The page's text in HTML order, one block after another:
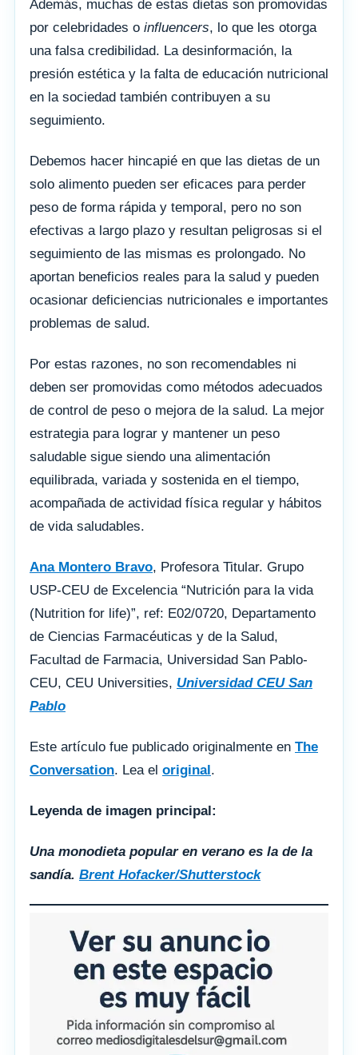
Además, muchas de estas dietas son promovidas
por celebridades o influencers, lo que les otorga
una falsa credibilidad. La desinformación, la
presión estética y la falta de educación nutricional
en la sociedad también contribuyen a su
seguimiento.
Debemos hacer hincapié en que las dietas de un
solo alimento pueden ser eficaces para perder
peso de forma rápida y temporal, pero no son
efectivas a largo plazo y resultan peligrosas si el
seguimiento de las mismas es prolongado. No
aportan beneficios reales para la salud y pueden
ocasionar deficiencias nutricionales e importantes
problemas de salud.
Por estas razones, no son recomendables ni
deben ser promovidas como métodos adecuados
de control de peso o mejora de la salud. La mejor
estrategia para lograr y mantener un peso
saludable sigue siendo una alimentación
equilibrada, variada y sostenida en el tiempo,
acompañada de actividad física regular y hábitos
de vida saludables.
Ana Montero Bravo, Profesora Titular. Grupo
USP-CEU de Excelencia “Nutrición para la vida
(Nutrition for life)”, ref: E02/0720, Departamento
de Ciencias Farmacéuticas y de la Salud,
Facultad de Farmacia, Universidad San Pablo-
CEU, CEU Universities, Universidad CEU San
Pablo
Este artículo fue publicado originalmente en The
Conversation. Lea el original.
Leyenda de imagen principal:
Una monodieta popular en verano es la de la
sandía. Brent Hofacker/Shutterstock